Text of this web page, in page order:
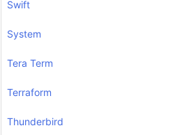
Swift
System
Tera Term
Terraform
Thunderbird